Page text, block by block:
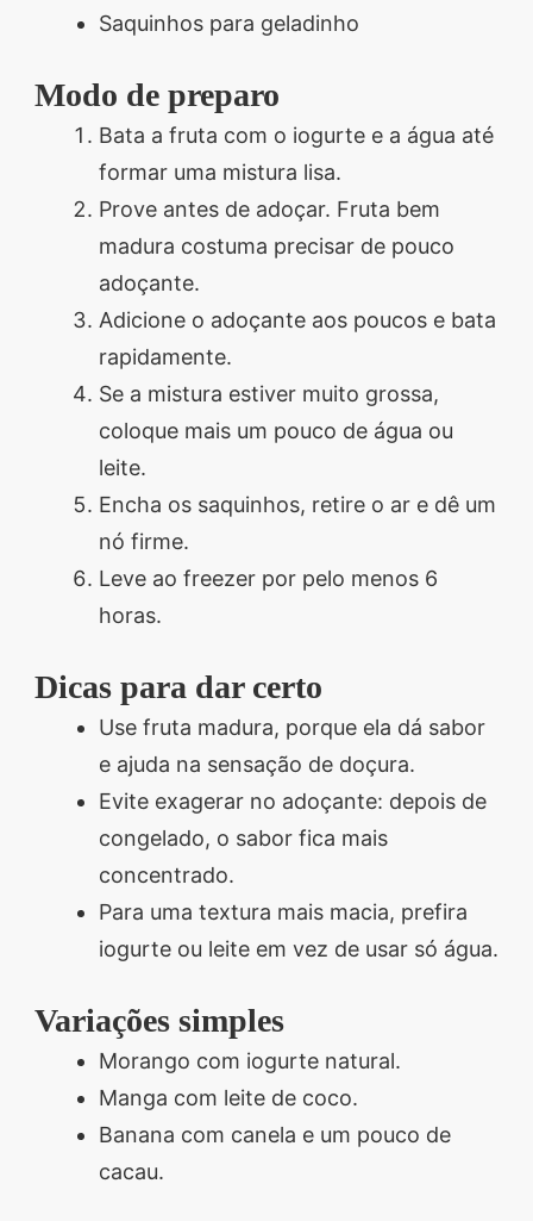
Saquinhos para geladinho
Modo de preparo
Bata a fruta com o iogurte e a água até
formar uma mistura lisa.
Prove antes de adoçar. Fruta bem
madura costuma precisar de pouco
adoçante.
Adicione o adoçante aos poucos e bata
rapidamente.
Se a mistura estiver muito grossa,
coloque mais um pouco de água ou
leite.
Encha os saquinhos, retire o ar e dê um
nó firme.
Leve ao freezer por pelo menos 6
horas.
Dicas para dar certo
Use fruta madura, porque ela dá sabor
e ajuda na sensação de doçura.
Evite exagerar no adoçante: depois de
congelado, o sabor fica mais
concentrado.
Para uma textura mais macia, prefira
iogurte ou leite em vez de usar só água.
Variações simples
Morango com iogurte natural.
Manga com leite de coco.
Banana com canela e um pouco de
cacau.